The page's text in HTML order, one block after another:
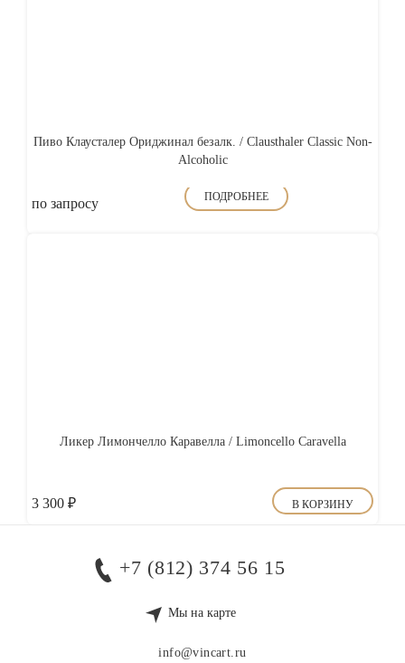
Пиво Клаусталер Ориджинал безалк. / Clausthaler Classic Non-
Alcoholic
по запросу ПОДРОБНЕЕ
Ликер Лимончелло Каравелла / Limoncello Caravella
3 300 ₽ В КОРЗИНУ
+7 (812) 374 56 15
Мы на карте
info@vincart.ru